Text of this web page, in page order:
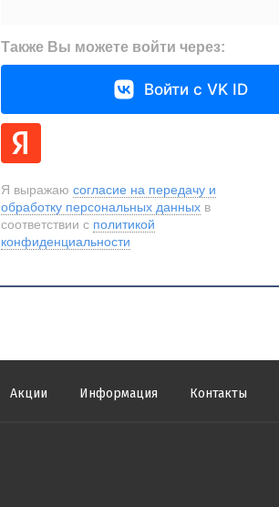
Также Вы можете войти через:
Войти с VK ID
Я выражаю согласие на передачу и
обработку персональных данных в
соответствии с политикой
конфиденциальности
Акции Информация Контакты